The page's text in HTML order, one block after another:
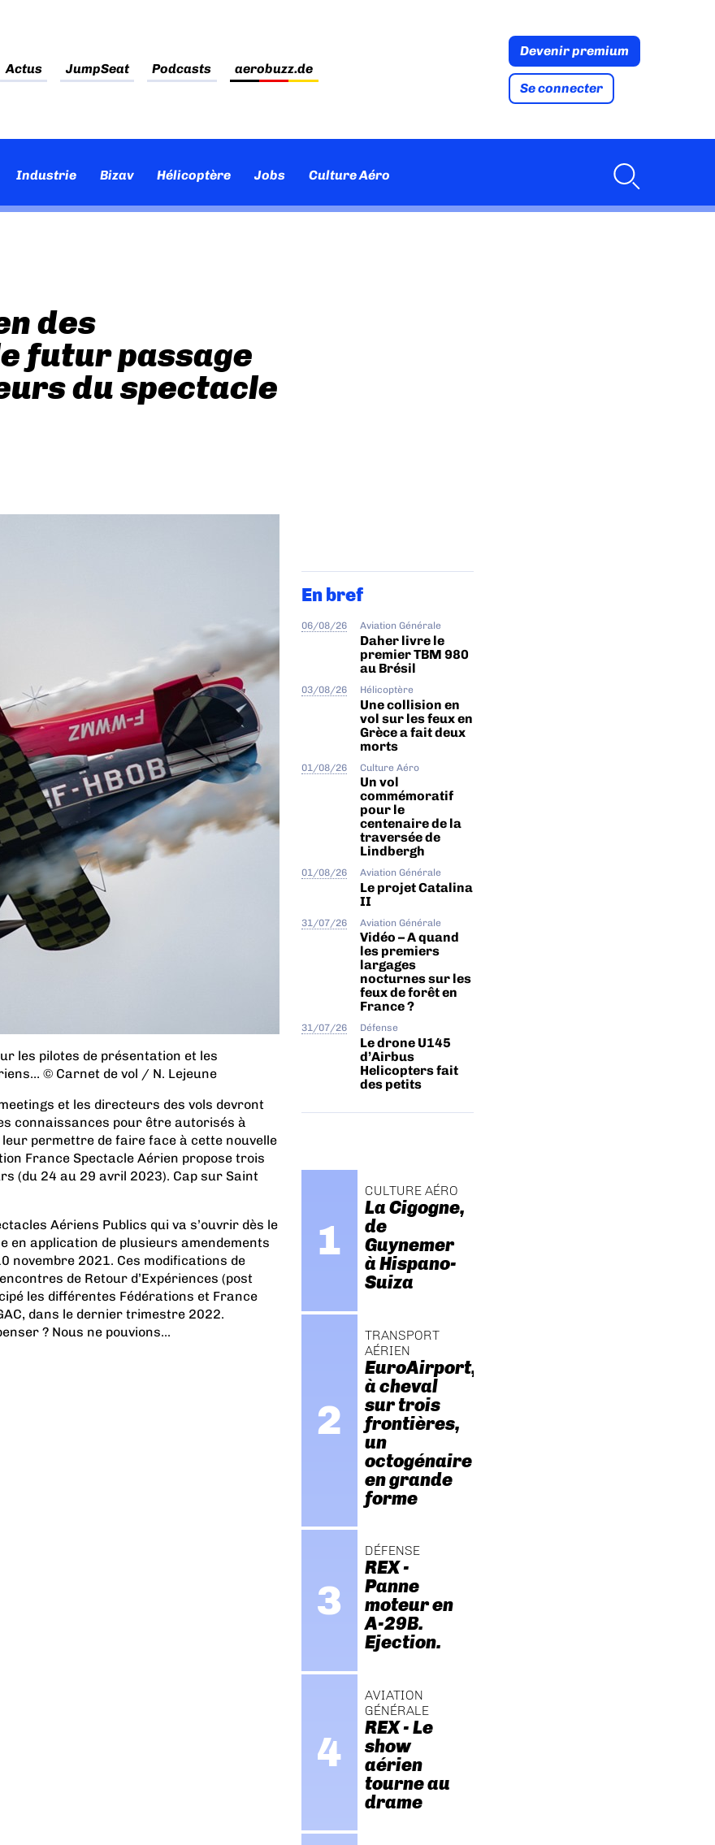
Actus JumpSeat Podcasts aerobuzz.de
Devenir premium
Se connecter
Industrie Bizav Hélicoptère Jobs Culture Aéro
des
futur passage
du spectacle
les pilotes de présentation et les
© Carnet de vol / N. Lejeune
et les directeurs des vols devront
connaissances pour être autorisés à
permettre de faire face à cette nouvelle
France Spectacle Aérien propose trois
(du 24 au 29 avril 2023). Cap sur Saint
Aériens Publics qui va s’ouvrir dès le
en application de plusieurs amendements
novembre 2021. Ces modifications de
de Retour d’Expériences (post
les différentes Fédérations et France
dans le dernier trimestre 2022.
? Nous ne pouvions...
En bref
06/08/26 Aviation Générale
Daher livre le
premier TBM 980
au Brésil
03/08/26 Hélicoptère
Une collision en
vol sur les feux en
Grèce a fait deux
morts
01/08/26 Culture Aéro
Un vol
commémoratif
pour le
centenaire de la
traversée de
Lindbergh
01/08/26 Aviation Générale
Le projet Catalina
II
31/07/26 Aviation Générale
Vidéo – A quand
les premiers
largages
nocturnes sur les
feux de forêt en
France ?
31/07/26 Défense
Le drone U145
d’Airbus
Helicopters fait
des petits
CULTURE AÉRO
La Cigogne,
de
Guynemer
à Hispano-
Suiza
TRANSPORT
AÉRIEN
EuroAirport,
à cheval
sur trois
frontières,
un
octogénaire
en grande
forme
DÉFENSE
REX -
Panne
moteur en
A-29B.
Ejection.
AVIATION
GÉNÉRALE
REX - Le
show
aérien
tourne au
drame